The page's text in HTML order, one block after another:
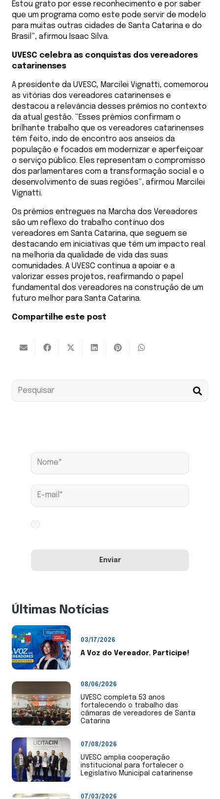
Estou grato por esse reconhecimento e por saber
que um programa como este pode servir de modelo
para muitas outras cidades de Santa Catarina e do
Brasil”, afirmou Isaac Silva.
UVESC celebra as conquistas dos vereadores
catarinenses
A presidente da UVESC, Marcilei Vignatti, comemorou
as vitórias dos vereadores catarinenses e
destacou a relevância desses prêmios no contexto
da atual gestão. “Esses prêmios confirmam o
brilhante trabalho que os vereadores catarinenses
têm feito, indo de encontro aos anseios da
população e focados em modernizar e aperfeiçoar
o serviço público. Eles representam o compromisso
dos parlamentares com a transformação social e o
desenvolvimento de suas regiões”, afirmou Marcilei
Vignatti.
Os prêmios entregues na Marcha dos Vereadores
são um reflexo do trabalho contínuo dos
vereadores em Santa Catarina, que seguem se
destacando em iniciativas que têm um impacto real
na melhoria da qualidade de vida das suas
comunidades. A UVESC continua a apoiar e a
valorizar esses projetos, reafirmando o papel
fundamental dos vereadores na construção de um
futuro melhor para Santa Catarina.
Compartilhe este post
Últimas Notícias
03/17/2026
A Voz do Vereador. Participe!
08/06/2026
UVESC completa 53 anos
fortalecendo o trabalho das
câmaras de vereadores de Santa
Catarina
07/08/2026
UVESC amplia cooperação
institucional para fortalecer o
Legislativo Municipal catarinense
07/03/2026